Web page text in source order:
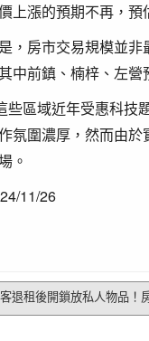
上漲的預期不再，
，房市交易規模並
中前鎮、楠梓、左營
些區域近年受惠科技
氛圍濃厚，然而由
。
11/26
退租後開鎖放私人物品！